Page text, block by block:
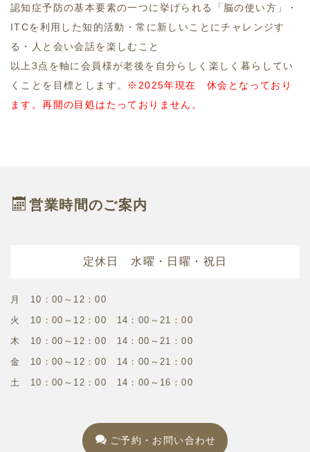
認知症予防の基本要素の一つに挙げられる「脳の使い方」・
ITCを利用した知的活動・常に新しいことにチャレンジす
る・人と会い会話を楽しむこと
以上3点を軸に会員様が老後を自分らしく楽しく暮らしてい
くことを目標とします。 ※2025年現在 休会となっており
ます。再開の目処はたっておりません。
営業時間のご案内
定休日 水曜・日曜・祝日
月 10：00～12：00
火 10：00～12：00 14：00～21：00
木 10：00～12：00 14：00～21：00
金 10：00～12：00 14：00～21：00
土 10：00～12：00 14：00～16：00
ご予約・お問い合わせ